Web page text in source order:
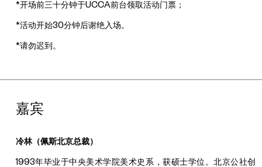
*开场前三十分钟于UCCA前台领取活动门票；
*活动开始30分钟后谢绝入场。
*请勿迟到。
嘉宾
冷林（佩斯北京总裁）
1993年毕业于中央美术学院美术史系，获硕士学位。北京公社创